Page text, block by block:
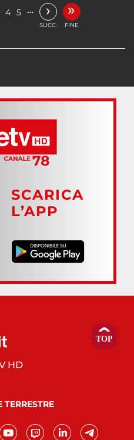
4 5 … ›
SUCC.
»
FINE
SCARICA
L’APP
HD